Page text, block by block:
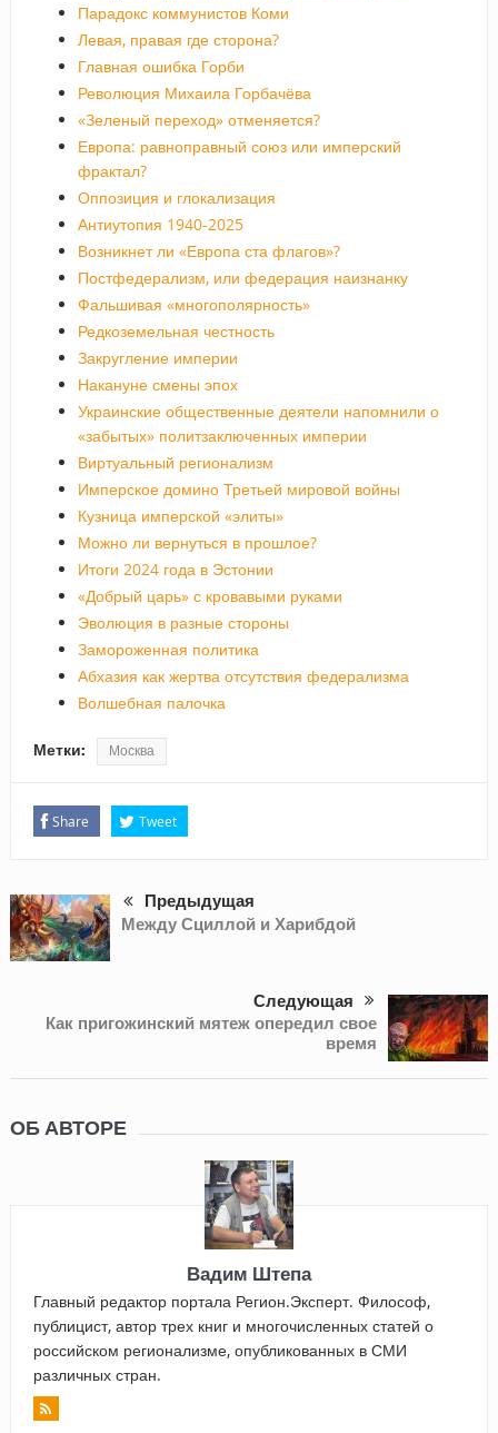
Парадокс коммунистов Коми
Левая, правая где сторона?
Главная ошибка Горби
Революция Михаила Горбачёва
«Зеленый переход» отменяется?
Европа: равноправный союз или имперский
фрактал?
Оппозиция и глокализация
Антиутопия 1940-2025
Возникнет ли «Европа ста флагов»?
Постфедерализм, или федерация наизнанку
Фальшивая «многополярность»
Редкоземельная честность
Закругление империи
Накануне смены эпох
Украинские общественные деятели напомнили о
«забытых» политзаключенных империи
Виртуальный регионализм
Имперское домино Третьей мировой войны
Кузница имперской «элиты»
Можно ли вернуться в прошлое?
Итоги 2024 года в Эстонии
«Добрый царь» с кровавыми руками
Эволюция в разные стороны
Замороженная политика
Абхазия как жертва отсутствия федерализма
Волшебная палочка
Метки: Москва
Share Tweet
Предыдущая
Между Сциллой и Харибдой
Следующая
Как пригожинский мятеж опередил свое
время
ОБ АВТОРЕ
Вадим Штепа
Главный редактор портала Регион.Эксперт. Философ,
публицист, автор трех книг и многочисленных статей о
российском регионализме, опубликованных в СМИ
различных стран.